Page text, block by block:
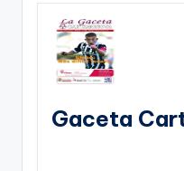
Gaceta